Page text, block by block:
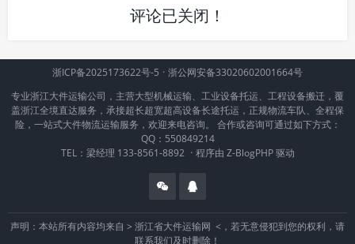
评论已关闭！
浙ICP备2025173622号-5 · 浙公网安备33020602001664号
专业浙江大件运输公司，主营大型机械运输、工业设备托运、工程设备搬迁，覆
盖浙江全境直达服务，承接超长超宽超高设备长途托运，正规物流车队、全程保
险，一站式大件物流运输服务，欢迎来电咨询。 合作或咨询可通过如下方式：
QQ：550849214
TEL：梁经理 133-8561-8892 · 程序由 Z-BlogPHP驱动
声明：本站所有内容均来自 > 浙江省大件运输网 <，若无意侵犯到您的权利，请
联系我们及时删除！